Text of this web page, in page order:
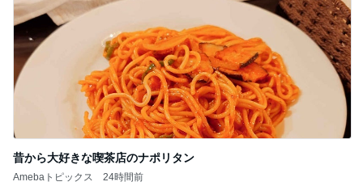
昔から大好きな喫茶店のナポリタン
Amebaトピックス 24時間前